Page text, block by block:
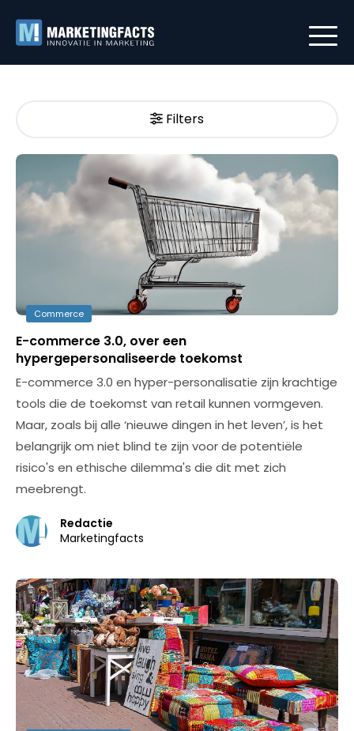
Filters
Commerce
E-commerce 3.0, over een
hypergepersonaliseerde toekomst
E-commerce 3.0 en hyper-personalisatie zijn krachtige
tools die de toekomst van retail kunnen vormgeven.
Maar, zoals bij alle ‘nieuwe dingen in het leven’, is het
belangrijk om niet blind te zijn voor de potentiële
risico's en ethische dilemma's die dit met zich
meebrengt.
Redactie
Marketingfacts